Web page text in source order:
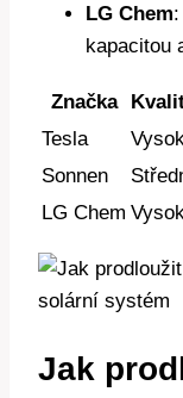
LG Chem
kapacitou
Značka
Tesla
Sonnen
LG Chem
Jak